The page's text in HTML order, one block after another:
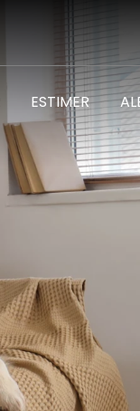
ESTIMER